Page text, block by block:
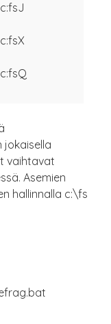
jokaisella
vaihtavat
Asemien
hallinnalla c:\fs